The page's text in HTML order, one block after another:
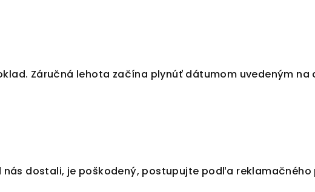
Záručná lehota začína plynúť dátumom uvedeným na
dostali, je poškodený, postupujte podľa reklamačného